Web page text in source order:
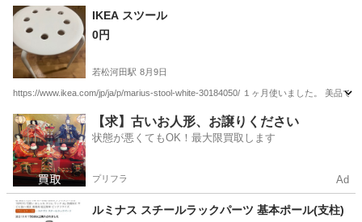
東京 江東区
IKEA スツール
0円
若松河田駅 8月9日
https://www.ikea.com/jp/ja/p/marius-stool-white-30184050/ １ヶ月使いました。 美品で
東京 新宿区 若松河田駅 椅子
【求】古いお人形、お譲りください
状態が悪くてもOK！最大限買取します
プリフラ Ad
ルミナス スチールラックパーツ 基本ポール(支柱)